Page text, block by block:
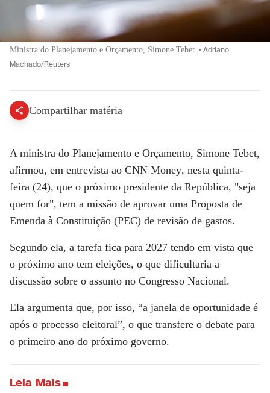
Ministra do Planejamento e Orçamento, Simone Tebet •Adriano
Machado/Reuters
Compartilhar matéria
A ministra do Planejamento e Orçamento, Simone Tebet,
afirmou, em entrevista ao CNN Money, nesta quinta-
feira (24), que o próximo presidente da República, "seja
quem for", tem a missão de aprovar uma Proposta de
Emenda à Constituição (PEC) de revisão de gastos.
Segundo ela, a tarefa fica para 2027 tendo em vista que
o próximo ano tem eleições, o que dificultaria a
discussão sobre o assunto no Congresso Nacional.
Ela argumenta que, por isso, “a janela de oportunidade é
após o processo eleitoral”, o que transfere o debate para
o primeiro ano do próximo governo.
Leia Mais